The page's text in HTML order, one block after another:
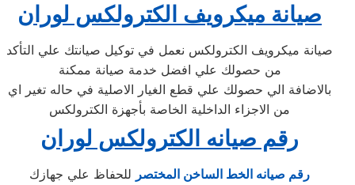
صيانة ميكرويف الكترولكس لوران
صيانة ميكرويف الكترولكس نعمل في توكيل صيانتك علي التأكد
من حصولك علي افضل خدمة صيانة ممكنة
بالاضافة الي حصولك علي قطع الغيار الاصلية في حاله تغير اي
من الاجزاء الداخلية الخاصة بأجهزة الكترولكس
رقم صيانه الكترولكس لوران
رقم صيانه الخط الساخن المختصر للحفاظ علي جهازك